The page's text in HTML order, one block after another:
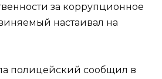
за коррупционное
настаивал на
полицейский сообщил в